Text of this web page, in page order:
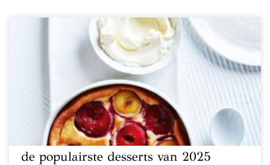
de populairste desserts van 2025